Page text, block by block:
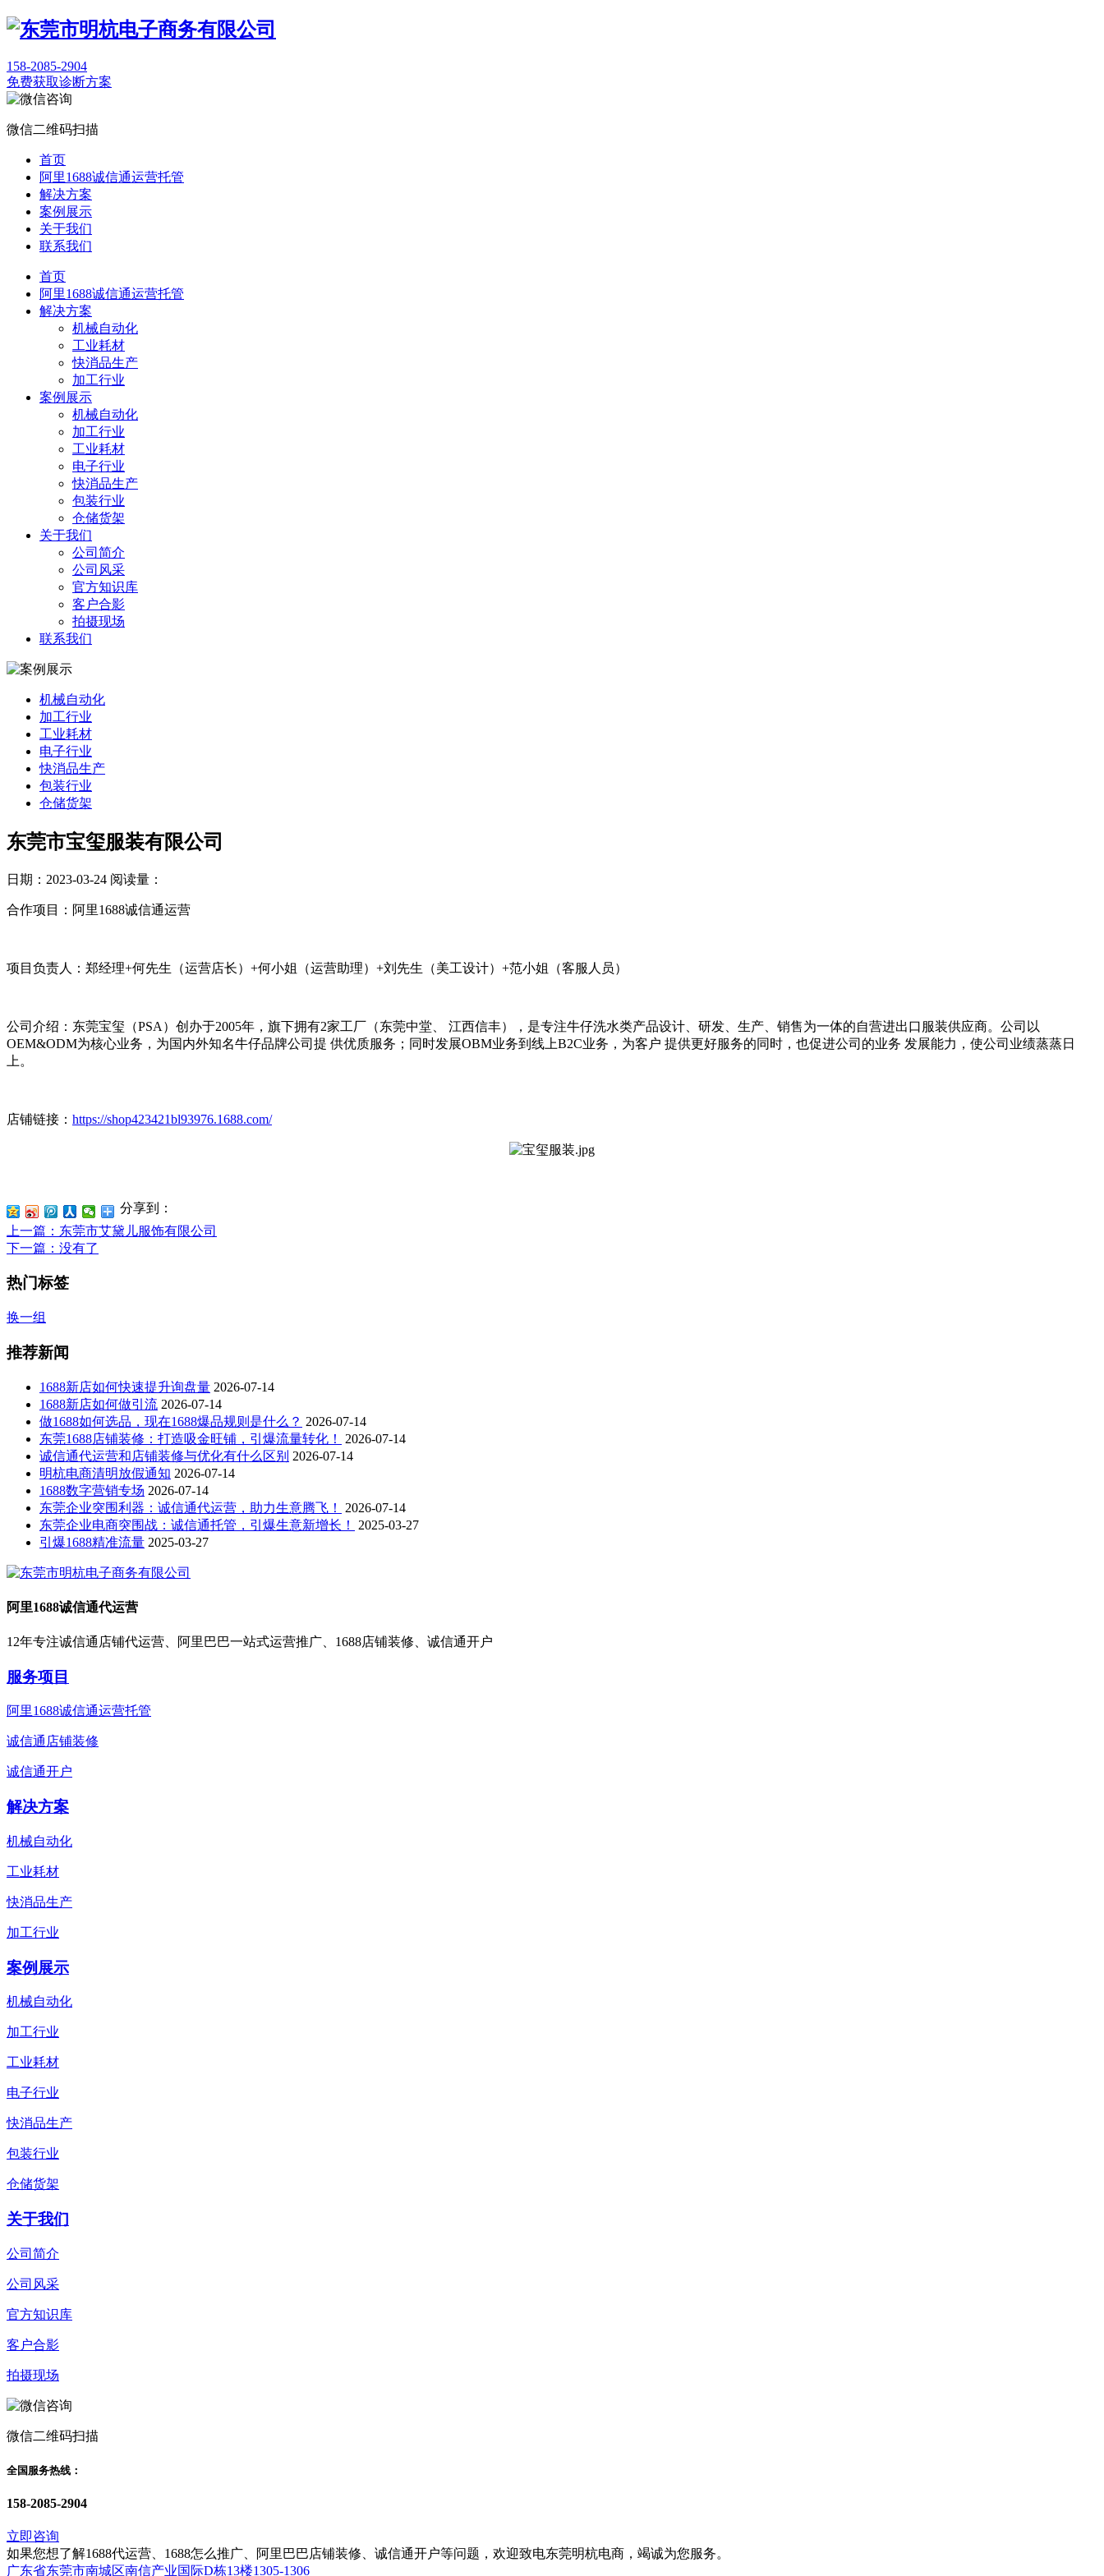
158-2085-2904
免费获取诊断方案
微信二维码扫描
首页
阿里1688诚信通运营托管
解决方案
案例展示
关于我们
联系我们
首页
阿里1688诚信通运营托管
解决方案
机械自动化
工业耗材
快消品生产
加工行业
案例展示
机械自动化
加工行业
工业耗材
电子行业
快消品生产
包装行业
仓储货架
关于我们
公司简介
公司风采
官方知识库
客户合影
拍摄现场
联系我们
机械自动化
加工行业
工业耗材
电子行业
快消品生产
包装行业
仓储货架
东莞市宝玺服装有限公司
日期：2023-03-24 阅读量：
合作项目：阿里1688诚信通运营
项目负责人：郑经理+何先生（运营店长）+何小姐（运营助理）+刘先生（美工设计）+范小姐（客服人员）
公司介绍：东莞宝玺（PSA）创办于2005年，旗下拥有2家工厂（东莞中堂、 江西信丰），是专注牛仔洗水类产品设计、研发、生产、销售为一体的自营进出口服装供应商。公司以
OEM&ODM为核心业务，为国内外知名牛仔品牌公司提 供优质服务；同时发展OBM业务到线上B2C业务，为客户 提供更好服务的同时，也促进公司的业务 发展能力，使公司业绩蒸蒸日
上。
店铺链接： https://shop423421bl93976.1688.com/
分享到：
上一篇 ：东莞市艾黛儿服饰有限公司
下一篇 ：没有了
热门标签
换一组
推荐新闻
1688新店如何快速提升询盘量 2026-07-14
1688新店如何做引流 2026-07-14
做1688如何选品，现在1688爆品规则是什么？ 2026-07-14
东莞1688店铺装修：打造吸金旺铺，引爆流量转化！
2026-07-14
诚信通代运营和店铺装修与优化有什么区别 2026-07-14
明杭电商清明放假通知 2026-07-14
1688数字营销专场 2026-07-14
东莞企业突围利器：诚信通代运营，助力生意腾飞！
2026-07-14
东莞企业电商突围战：诚信通托管，引爆生意新增长！
2025-03-27
引爆1688精准流量 2025-03-27
阿里1688诚信通代运营
12年专注诚信通店铺代运营、阿里巴巴一站式运营推广、1688店铺装修、诚信通开户
服务项目
阿里1688诚信通运营托管
诚信通店铺装修
诚信通开户
解决方案
机械自动化
工业耗材
快消品生产
加工行业
案例展示
机械自动化
加工行业
工业耗材
电子行业
快消品生产
包装行业
仓储货架
关于我们
公司简介
公司风采
官方知识库
客户合影
拍摄现场
微信二维码扫描
全国服务热线：
158-2085-2904
立即咨询
如果您想了解1688代运营、1688怎么推广、阿里巴巴店铺装修、诚信通开户等问题，欢迎致电东莞明杭电商，竭诚为您服务。
广东省东莞市南城区南信产业国际D栋13楼1305-1306